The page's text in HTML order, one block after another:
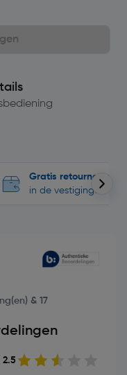
Gratis retourneren
in de vestigingen
& 17
2.5